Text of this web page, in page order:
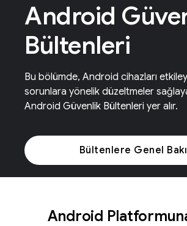
Android
Bültenleri
Bu bölümde, Android cihazları
sorunlara yönelik düzeltmeler
Android Güvenlik Bültenleri yer alır.
Bültenlere Genel
Android